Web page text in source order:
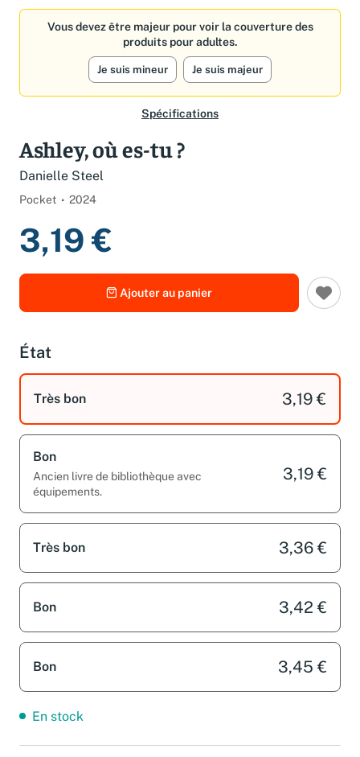
Créer une alerte
Vous devez être majeur pour voir la couverture des
produits pour adultes.
Je suis mineur Je suis majeur
Spécifications
Ashley, où es-tu ?
Danielle Steel
Pocket 2024
3,19 €
Ajouter au panier
État
Très bon 3,19 €
Bon
Ancien livre de bibliothèque avec
équipements.
3,19 €
Très bon 3,36 €
Bon 3,42 €
Bon 3,45 €
En stock